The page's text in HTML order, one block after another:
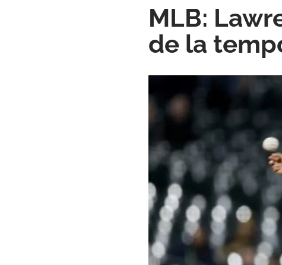
MLB:
de la